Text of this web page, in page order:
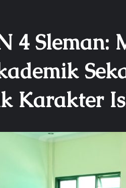
4 Sleman:
Karakter